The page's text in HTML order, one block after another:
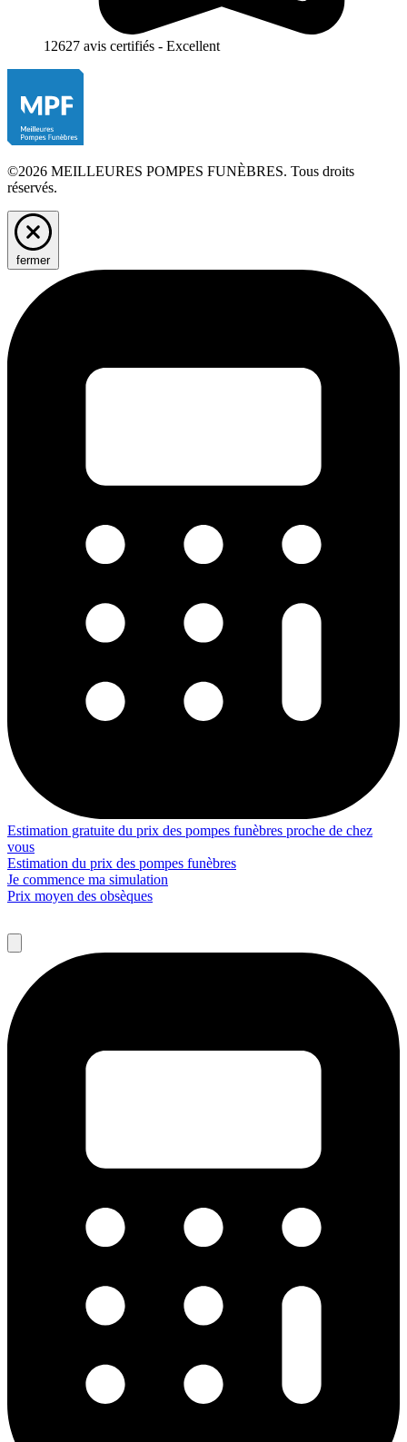
12627 avis certifiés - Excellent
©2026 MEILLEURES POMPES FUNÈBRES. Tous droits
réservés.
fermer
Estimation gratuite du prix des pompes funèbres proche de chez
vous
Estimation du prix des pompes funèbres
Je commence ma simulation
Prix moyen des obsèques